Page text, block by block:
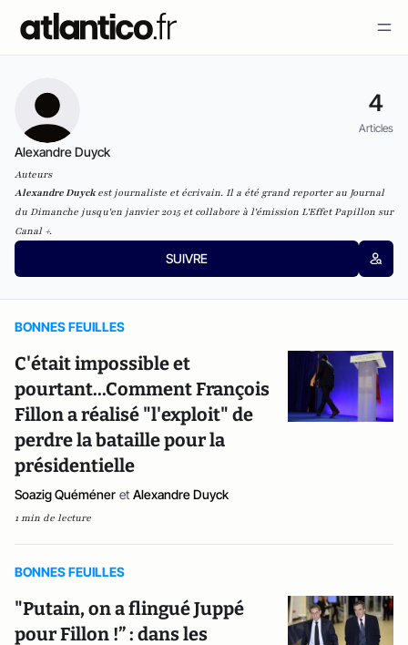
4
Articles
Alexandre Duyck
Auteurs
Alexandre Duyckest journaliste et écrivain. Il a été grand reporter au Journal
du Dimanche jusqu'en janvier 2015 et collabore à l'émission L'Effet Papillon sur
Canal +.
SUIVRE
BONNES FEUILLES
C'était impossible et
pourtant...Comment François
Fillon a réalisé "l'exploit" de
perdre la bataille pour la
présidentielle
Soazig Quéméner et Alexandre Duyck
1 min de lecture
BONNES FEUILLES
"Putain, on a flingué Juppé
pour Fillon !” : dans les